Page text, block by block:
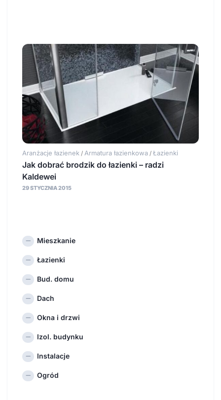
Aranżacje łazienek / Armatura łazienkowa / Łazienki
Jak dobrać brodzik do łazienki – radzi
Kaldewei
29 STYCZNIA 2015
Mieszkanie
Łazienki
Bud. domu
Dach
Okna i drzwi
Izol. budynku
Instalacje
Ogród